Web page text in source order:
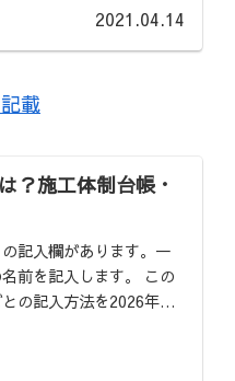
2021.04.14
載
？施工体制台帳・
記入欄があります。一
記入します。 この
の記入方法を2026年現